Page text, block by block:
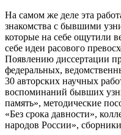
На самом же деле эта
знакомства с бывшими
которые на себе ощутили
себе идеи расового
Появлению диссертации
федеральных,
30 авторских научных
воспоминаний бывших
память», методические
«Без срока давности»,
народов России»,